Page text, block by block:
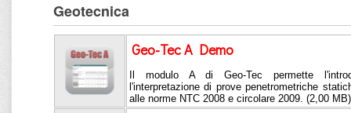
Geotecnica
Geo-Tec A Demo
Il modulo A di Geo-Tec permette
l'interpretazione di prove penetrometriche
alle norme NTC 2008 e circolare 2009. (2,00 MB)